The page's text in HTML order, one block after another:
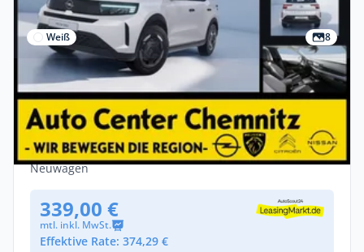
Weiß 8
Privat
Opel Frontera Edition Elektro *Schnell
Verfügbar*Privat*
Elektro •Automatik •113 PS (83 kW)
Neuwagen
339,00 €
mtl. inkl. MwSt.
Effektive Rate: 374,29 €